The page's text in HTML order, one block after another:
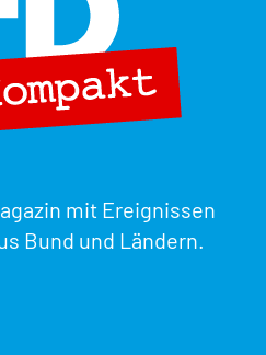
mit Ereignissen
Bund und Ländern.